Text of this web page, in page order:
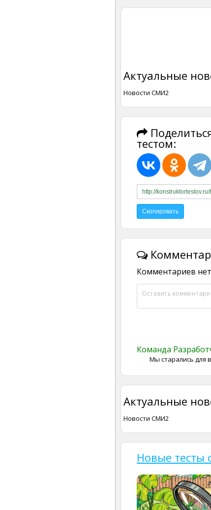
Актуальные
Новости СМИ2
тестом:
Комментариев
Команда
Мы старались для
Актуальные
Новости СМИ2
Новые тесты